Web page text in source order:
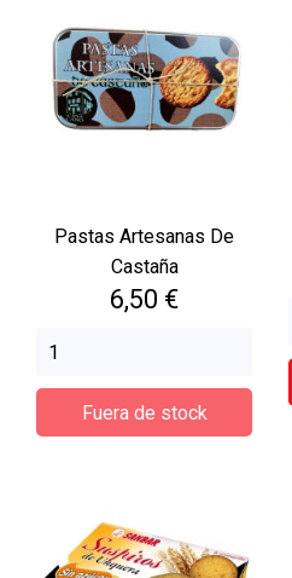
Pastas Artesanas De
Castaña
Precio
6,50 €
Fuera de stock